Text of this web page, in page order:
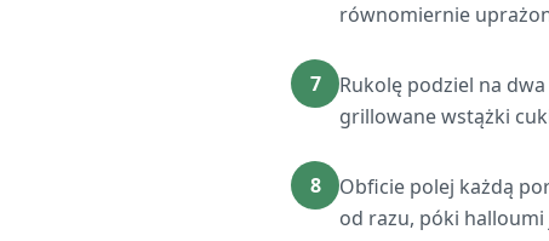
równomiernie
7
Rukolę podziel na
grillowane wstążki
8
Obficie polej każdą
od razu, póki halloumi